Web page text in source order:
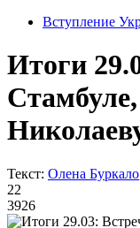
Вступление
Итоги
Текст: Олена Буркало
22
3926